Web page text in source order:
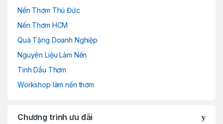
Nến Thơm Thủ Đức
Nến Thơm HCM
Quà Tặng Doanh Nghiệp
Nguyên Liệu Làm Nến
Tinh Dầu Thơm
Workshop làm nến thơm
Chương trình ưu đãi